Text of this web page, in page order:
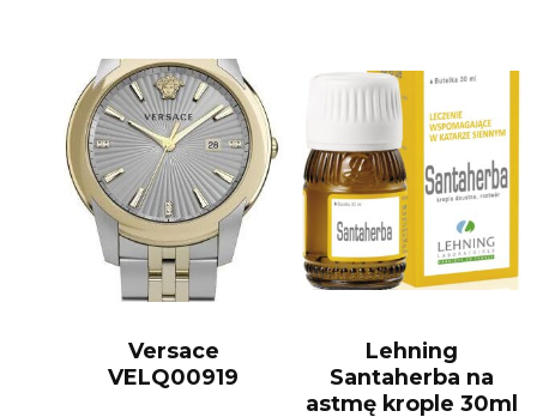
Versace
VELQ00919
Lehning
Santaherba na
astmę krople 30ml